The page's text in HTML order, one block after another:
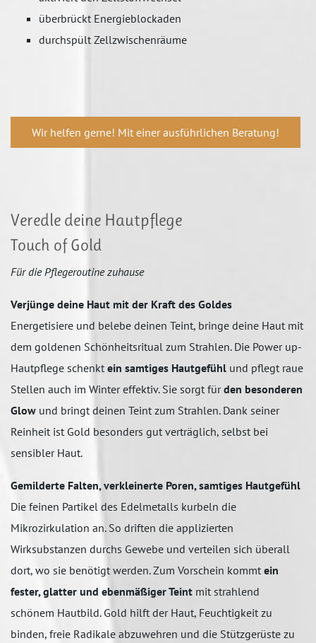
überbrückt Energieblockaden
durchspült Zellzwischenräume
Wir helfen gerne! Mit einer ausführlichen Beratung!
Veredle deine Hautpflege
Touch of Gold
Für die Pflegeroutine zuhause
Verjünge deine Haut mit der Kraft des Goldes
Energetisiere und belebe deinen Teint, bringe deine Haut mit
dem goldenen Schönheitsritual zum Strahlen. Die Power up-
Hautpflege schenkt ein samtiges Hautgefühl und pflegt raue
Stellen auch im Winter effektiv. Sie sorgt fürden besonderen
Glow und bringt deinen Teint zum Strahlen. Dank seiner
Reinheit ist Gold besonders gut verträglich, selbst bei
sensibler Haut.
Gemilderte Falten, verkleinerte Poren, samtiges Hautgefühl
Die feinen Partikel des Edelmetalls kurbeln die
Mikrozirkulation an. So driften die applizierten
Wirksubstanzen durchs Gewebe und verteilen sich überall
dort, wo sie benötigt werden. Zum Vorschein kommt ein
fester, glatter und ebenmäßiger Teint mit strahlend
schönem Hautbild. Gold hilft der Haut, Feuchtigkeit zu
binden, freie Radikale abzuwehren und die Stützgerüste zu